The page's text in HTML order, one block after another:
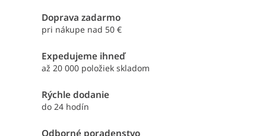
Doprava zadarmo
pri nákupe nad 50 €
Expedujeme ihneď
až 20 000 položiek skladom
Rýchle dodanie
do 24 hodín
Odborné poradenstvo